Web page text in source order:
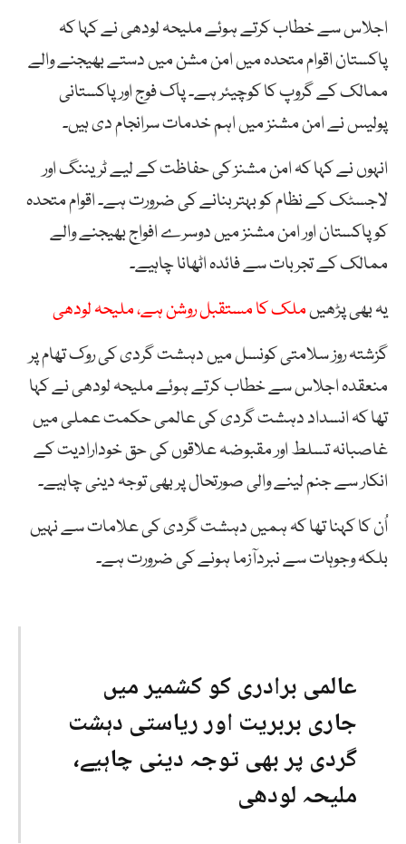
اجلاس سے خطاب کرتے ہوئے ملیحہ لودھی نے کہا کہ
پاکستان اقوام متحدہ میں امن مشن میں دستے بھیجنے والے
ممالک کے گروپ کا کوچیئر ہے۔ پاک فوج اور پاکستانی
پولیس نے امن مشنز میں اہم خدمات سرانجام دی ہیں۔
انہوں نے کہا کہ امن مشنز کی حفاظت کے لیے ٹریننگ اور
لاجسٹک کے نظام کو بہتربنانے کی ضرورت ہے۔ اقوام متحدہ
کو پاکستان اور امن مشنز میں دوسرے افواج بھیجنے والے
ممالک کے تجربات سے فائدہ اٹھانا چاہیے۔
یہ بھی پڑھیںملک کا مستقبل روشن ہے، ملیحہ لودھی
گزشتہ روز سلامتی کونسل میں دہشت گردی کی روک تھام پر
منعقدہ اجلاس سے خطاب کرتے ہوئے ملیحہ لودھی نے کہا
تھا کہ انسداد دہشت گردی کی عالمی حکمت عملی میں
غاصبانہ تسلط اور مقبوضہ علاقوں کی حق خودارادیت کے
انکار سے جنم لینے والی صورتحال پر بھی توجہ دینی چاہیے۔
اُن کا کہنا تھا کہ ہمیں دہشت گردی کی علامات سے نہیں
بلکہ وجوہات سے نبردآزما ہونے کی ضرورت ہے۔
عالمی برادری کو کشمیر میں
جاری بربریت اور ریاستی دہشت
گردی پر بھی توجہ دینی چاہیے،
ملیحہ لودھی